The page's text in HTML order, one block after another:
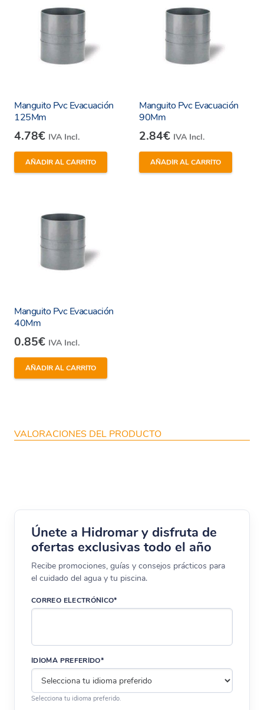
Manguito Pvc Evacuación
125Mm
4.78€ IVA Incl.
AÑADIR AL CARRITO
Manguito Pvc Evacuación
90Mm
2.84€ IVA Incl.
AÑADIR AL CARRITO
Manguito Pvc Evacuación
40Mm
0.85€ IVA Incl.
AÑADIR AL CARRITO
VALORACIONES DEL PRODUCTO
Únete a Hidromar y disfruta de
ofertas exclusivas todo el año
Recibe promociones, guías y consejos prácticos para
el cuidado del agua y tu piscina.
CORREO ELECTRÓNICO*
IDIOMA PREFERIDO*
Selecciona tu idioma preferido.